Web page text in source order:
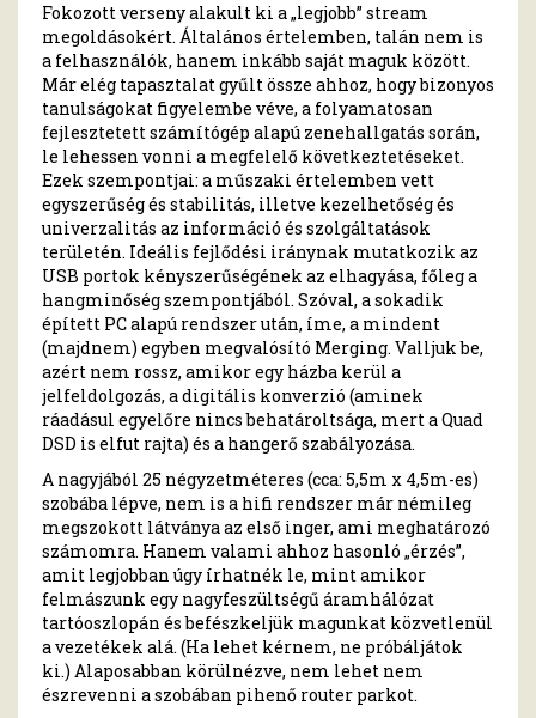
Fokozott verseny alakult ki a „legjobb” stream
megoldásokért. Általános értelemben, talán nem is
a felhasználók, hanem inkább saját maguk között.
Már elég tapasztalat gyűlt össze ahhoz, hogy bizonyos
tanulságokat figyelembe véve, a folyamatosan
fejlesztetett számítógép alapú zenehallgatás során,
le lehessen vonni a megfelelő következtetéseket.
Ezek szempontjai: a műszaki értelemben vett
egyszerűség és stabilitás, illetve kezelhetőség és
univerzalitás az információ és szolgáltatások
területén. Ideális fejlődési iránynak mutatkozik az
USB portok kényszerűségének az elhagyása, főleg a
hangminőség szempontjából. Szóval, a sokadik
épített PC alapú rendszer után, íme, a mindent
(majdnem) egyben megvalósító Merging. Valljuk be,
azért nem rossz, amikor egy házba kerül a
jelfeldolgozás, a digitális konverzió (aminek
ráadásul egyelőre nincs behatároltsága, mert a Quad
DSD is elfut rajta) és a hangerő szabályozása.
A nagyjából 25 négyzetméteres (cca: 5,5m x 4,5m-es)
szobába lépve, nem is a hifi rendszer már némileg
megszokott látványa az első inger, ami meghatározó
számomra. Hanem valami ahhoz hasonló „érzés”,
amit legjobban úgy írhatnék le, mint amikor
felmászunk egy nagyfeszültségű áramhálózat
tartóoszlopán és befészkeljük magunkat közvetlenül
a vezetékek alá. (Ha lehet kérnem, ne próbáljátok
ki.) Alaposabban körülnézve, nem lehet nem
észrevenni a szobában pihenő router parkot.